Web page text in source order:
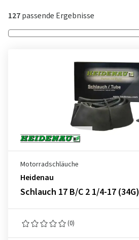
127passende Ergebnisse
Motorradschläuche
Heidenau
Schlauch 17 B/C 2 1/4-17 (34G)
(0)